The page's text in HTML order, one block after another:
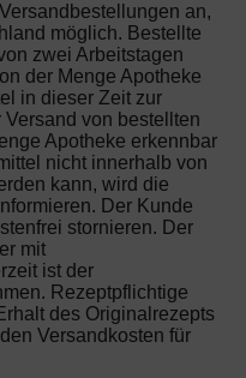
an,
möglich. Bestellte
zwei Arbeitstagen
der Menge Apotheke
in dieser Zeit zur
von bestellten
Apotheke erkennbar
nicht innerhalb von
kann, wird die
Der Kunde
stornieren. Der
mit
ist der
Rezeptpflichtige
des Originalrezepts
Versandkosten für